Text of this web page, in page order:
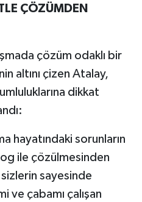
ÇÖZÜMDEN
çözüm odaklı bir
altını çizen Atalay,
dikkat
hayatındaki sorunların
ile çözülmesinden
sayesinde
ve çabamı çalışan